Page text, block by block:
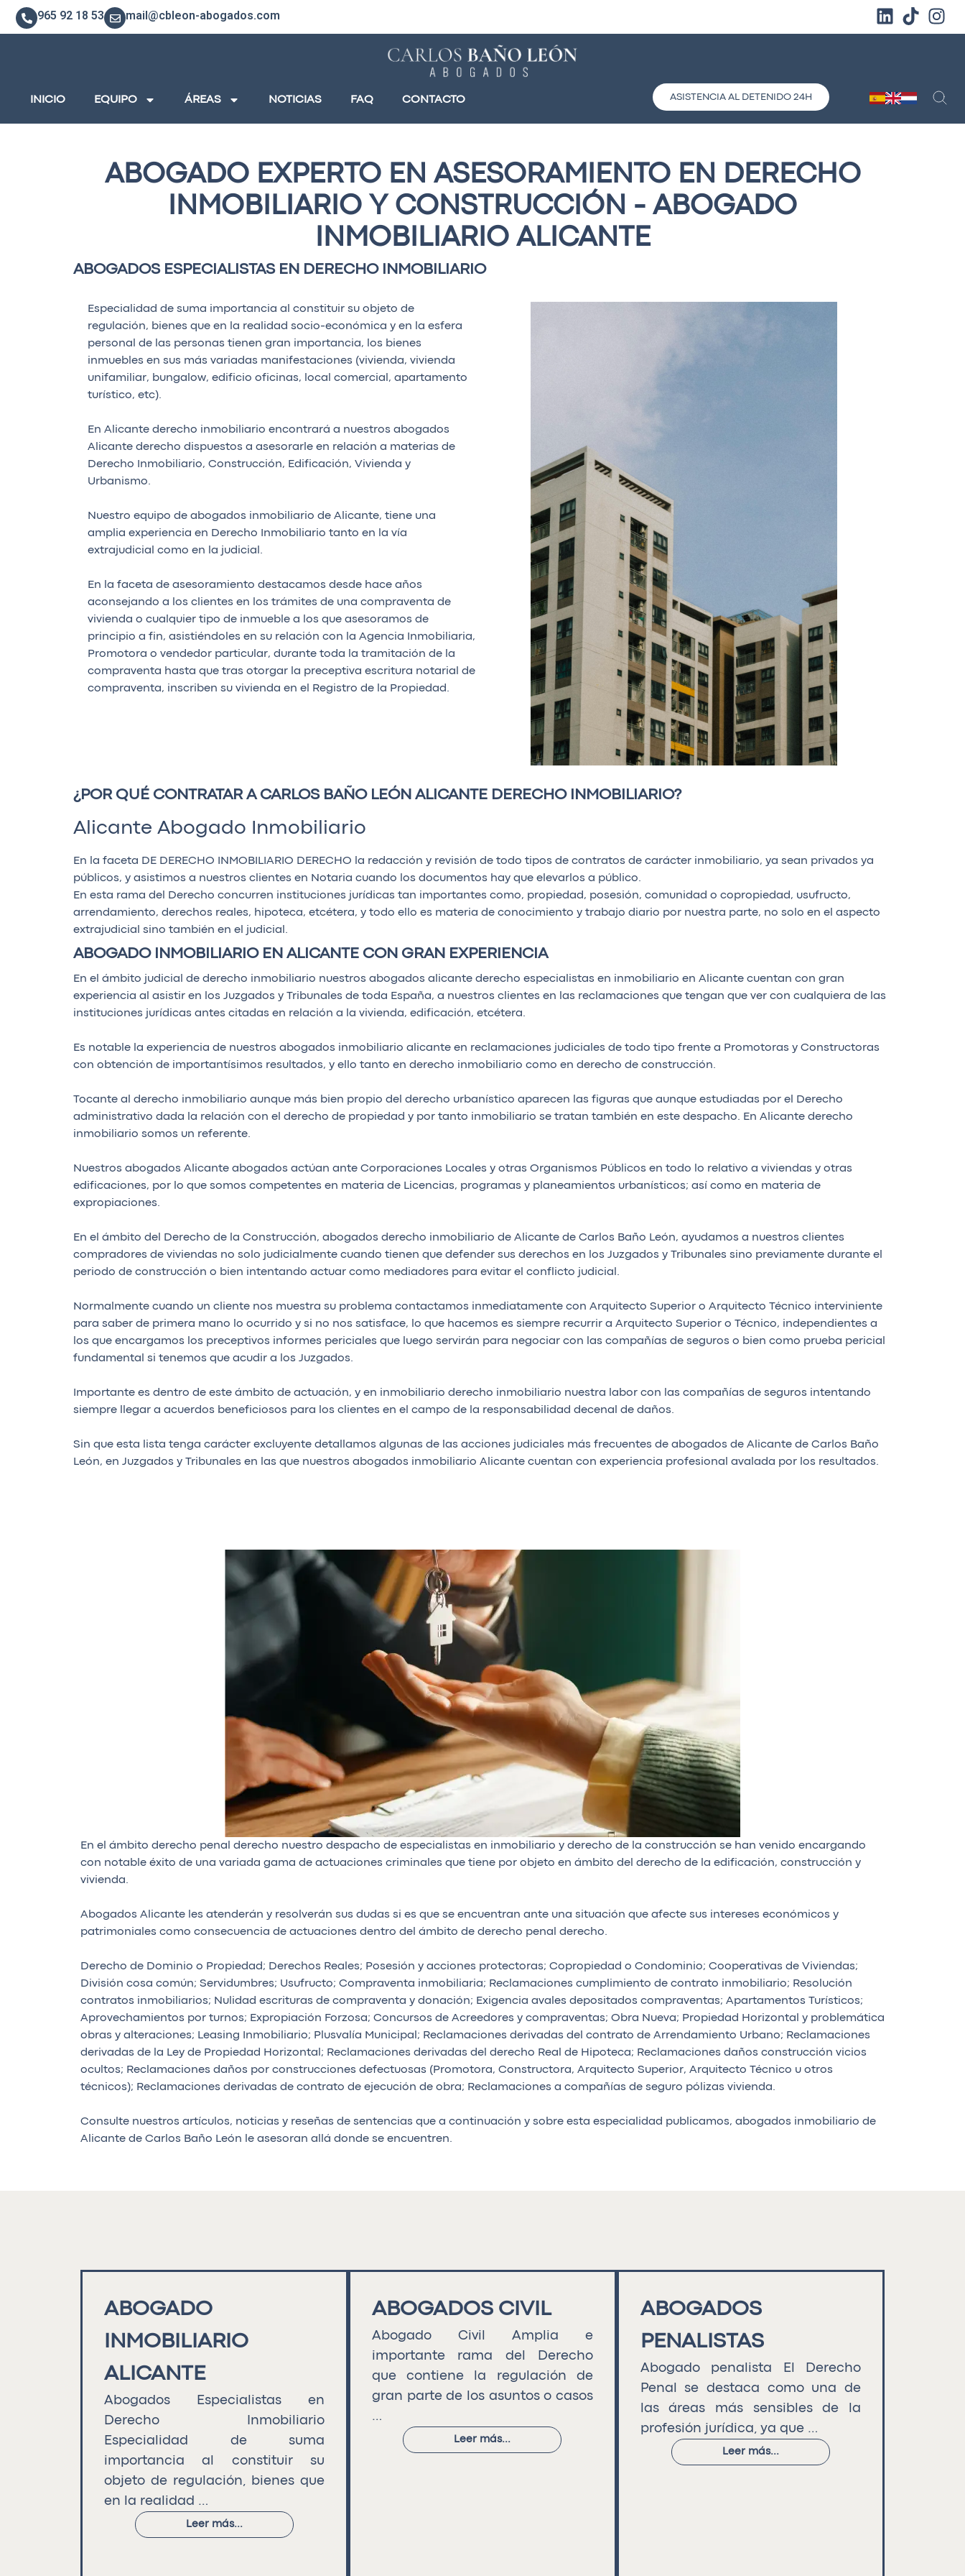
965 92 18 53 mail@cbleon-abogados.com
INICIO EQUIPO ÁREAS NOTICIAS FAQ CONTACTO ASISTENCIA AL DETENIDO 24H
ABOGADO EXPERTO EN ASESORAMIENTO EN DERECHO
INMOBILIARIO Y CONSTRUCCIÓN - ABOGADO
INMOBILIARIO ALICANTE
ABOGADOS ESPECIALISTAS EN DERECHO INMOBILIARIO
Especialidad de suma importancia al constituir su objeto de
regulación, bienes que en la realidad socio-económica y en la esfera
personal de las personas tienen gran importancia, los bienes
inmuebles en sus más variadas manifestaciones (vivienda, vivienda
unifamiliar, bungalow, edificio oficinas, local comercial, apartamento
turístico, etc).
En Alicante derecho inmobiliario encontrará a nuestros abogados
Alicante derecho dispuestos a asesorarle en relación a materias de
Derecho Inmobiliario, Construcción, Edificación, Vivienda y
Urbanismo.
Nuestro equipo de abogados inmobiliario de Alicante, tiene una
amplia experiencia en Derecho Inmobiliario tanto en la vía
extrajudicial como en la judicial.
En la faceta de asesoramiento destacamos desde hace años
aconsejando a los clientes en los trámites de una compraventa de
vivienda o cualquier tipo de inmueble a los que asesoramos de
principio a fin, asistiéndoles en su relación con la Agencia Inmobiliaria,
Promotora o vendedor particular, durante toda la tramitación de la
compraventa hasta que tras otorgar la preceptiva escritura notarial de
compraventa, inscriben su vivienda en el Registro de la Propiedad.
¿POR QUÉ CONTRATAR A CARLOS BAÑO LEÓN ALICANTE DERECHO INMOBILIARIO?
Alicante Abogado Inmobiliario
En la faceta DE DERECHO INMOBILIARIO DERECHO la redacción y revisión de todo tipos de contratos de carácter inmobiliario, ya sean privados ya
públicos, y asistimos a nuestros clientes en Notaria cuando los documentos hay que elevarlos a público.
En esta rama del Derecho concurren instituciones jurídicas tan importantes como, propiedad, posesión, comunidad o copropiedad, usufructo,
arrendamiento, derechos reales, hipoteca, etcétera, y todo ello es materia de conocimiento y trabajo diario por nuestra parte, no solo en el aspecto
extrajudicial sino también en el judicial.
ABOGADO INMOBILIARIO EN ALICANTE CON GRAN EXPERIENCIA
En el ámbito judicial de derecho inmobiliario nuestros abogados alicante derecho especialistas en inmobiliario en Alicante cuentan con gran
experiencia al asistir en los Juzgados y Tribunales de toda España, a nuestros clientes en las reclamaciones que tengan que ver con cualquiera de las
instituciones jurídicas antes citadas en relación a la vivienda, edificación, etcétera.
Es notable la experiencia de nuestros abogados inmobiliario alicante en reclamaciones judiciales de todo tipo frente a Promotoras y Constructoras
con obtención de importantísimos resultados, y ello tanto en derecho inmobiliario como en derecho de construcción.
Tocante al derecho inmobiliario aunque más bien propio del derecho urbanístico aparecen las figuras que aunque estudiadas por el Derecho
administrativo dada la relación con el derecho de propiedad y por tanto inmobiliario se tratan también en este despacho. En Alicante derecho
inmobiliario somos un referente.
Nuestros abogados Alicante abogados actúan ante Corporaciones Locales y otras Organismos Públicos en todo lo relativo a viviendas y otras
edificaciones, por lo que somos competentes en materia de Licencias, programas y planeamientos urbanísticos; así como en materia de
expropiaciones.
En el ámbito del Derecho de la Construcción, abogados derecho inmobiliario de Alicante de Carlos Baño León, ayudamos a nuestros clientes
compradores de viviendas no solo judicialmente cuando tienen que defender sus derechos en los Juzgados y Tribunales sino previamente durante el
periodo de construcción o bien intentando actuar como mediadores para evitar el conflicto judicial.
Normalmente cuando un cliente nos muestra su problema contactamos inmediatamente con Arquitecto Superior o Arquitecto Técnico interviniente
para saber de primera mano lo ocurrido y si no nos satisface, lo que hacemos es siempre recurrir a Arquitecto Superior o Técnico, independientes a
los que encargamos los preceptivos informes periciales que luego servirán para negociar con las compañías de seguros o bien como prueba pericial
fundamental si tenemos que acudir a los Juzgados.
Importante es dentro de este ámbito de actuación, y en inmobiliario derecho inmobiliario nuestra labor con las compañías de seguros intentando
siempre llegar a acuerdos beneficiosos para los clientes en el campo de la responsabilidad decenal de daños.
Sin que esta lista tenga carácter excluyente detallamos algunas de las acciones judiciales más frecuentes de abogados de Alicante de Carlos Baño
León, en Juzgados y Tribunales en las que nuestros abogados inmobiliario Alicante cuentan con experiencia profesional avalada por los resultados.
En el ámbito derecho penal derecho nuestro despacho de especialistas en inmobiliario y derecho de la construcción se han venido encargando
con notable éxito de una variada gama de actuaciones criminales que tiene por objeto en ámbito del derecho de la edificación, construcción y
vivienda.
Abogados Alicante les atenderán y resolverán sus dudas si es que se encuentran ante una situación que afecte sus intereses económicos y
patrimoniales como consecuencia de actuaciones dentro del ámbito de derecho penal derecho.
Derecho de Dominio o Propiedad; Derechos Reales; Posesión y acciones protectoras; Copropiedad o Condominio; Cooperativas de Viviendas;
División cosa común; Servidumbres; Usufructo; Compraventa inmobiliaria; Reclamaciones cumplimiento de contrato inmobiliario; Resolución
contratos inmobiliarios; Nulidad escrituras de compraventa y donación; Exigencia avales depositados compraventas; Apartamentos Turísticos;
Aprovechamientos por turnos; Expropiación Forzosa; Concursos de Acreedores y compraventas; Obra Nueva; Propiedad Horizontal y problemática
obras y alteraciones; Leasing Inmobiliario; Plusvalía Municipal; Reclamaciones derivadas del contrato de Arrendamiento Urbano; Reclamaciones
derivadas de la Ley de Propiedad Horizontal; Reclamaciones derivadas del derecho Real de Hipoteca; Reclamaciones daños construcción vicios
ocultos; Reclamaciones daños por construcciones defectuosas (Promotora, Constructora, Arquitecto Superior, Arquitecto Técnico u otros
técnicos); Reclamaciones derivadas de contrato de ejecución de obra; Reclamaciones a compañías de seguro pólizas vivienda.
Consulte nuestros artículos, noticias y reseñas de sentencias que a continuación y sobre esta especialidad publicamos, abogados inmobiliario de
Alicante de Carlos Baño León le asesoran allá donde se encuentren.
ABOGADO
INMOBILIARIO
ALICANTE
Abogados Especialistas en
Derecho Inmobiliario
Especialidad de suma
importancia al constituir su
objeto de regulación, bienes que
en la realidad …
Leer más...
ABOGADOS CIVIL
Abogado Civil Amplia e
importante rama del Derecho
que contiene la regulación de
gran parte de los asuntos o casos
…
Leer más...
ABOGADOS
PENALISTAS
Abogado penalista El Derecho
Penal se destaca como una de
las áreas más sensibles de la
profesión jurídica, ya que …
Leer más...